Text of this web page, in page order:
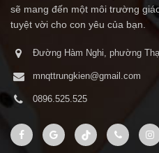
sẽ mang đến một môi trường
tuyệt vời cho con yêu của bạn.
Đường Hàm Nghi, phường
mnqttrungkien@gmail.com
0896.525.525